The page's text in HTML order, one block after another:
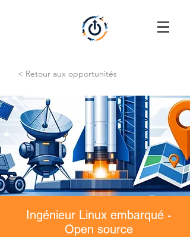
< Retour aux opportunités
Ingénieur Linux embarqué -
Open source